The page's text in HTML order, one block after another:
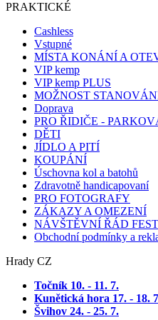
PRAKTICKÉ
Cashless
Vstupné
MÍSTA KONÁNÍ A
VIP kemp
VIP kemp PLUS
MOŽNOST
Doprava
PRO ŘIDIČE -
DĚTI
JÍDLO A PITÍ
KOUPÁNÍ
Úschovna kol a batohů
Zdravotně handicapovaní
PRO FOTOGRAFY
ZÁKAZY A OMEZENÍ
NÁVŠTĚVNÍ ŘÁD
Obchodní podmínky a
Hrady CZ
Točník 10. - 11. 7.
Kunětická hora 17. - 18.
Švihov 24. - 25. 7.